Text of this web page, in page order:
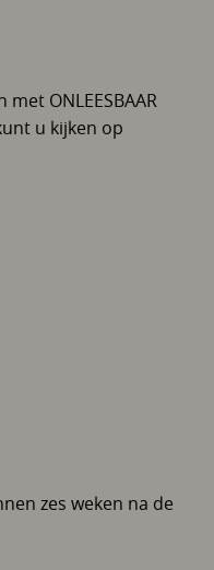
ONLEESBAAR
u kijken op
zes weken na de